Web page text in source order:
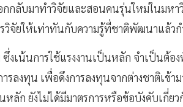
กลับมาทำวิจัยและสอนคนรุ่นใหม่ในมหา
วิจัยให้เท่าทันกับความรู้ที่ชาติพัฒนาแล้ว
เน้นการใช้แรงงานเป็นหลัก จำเป็นต้อ
รลงทุน เพื่อดึงการลงทุนจากต่างชาติเข้
หลัก ยังไม่ได้มีมาตรการหรือข้อบังคับเกี่ย